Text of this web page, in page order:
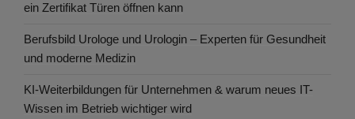
ein Zertifikat Türen öffnen kann
Berufsbild Urologe und Urologin – Experten für Gesundheit
und moderne Medizin
KI-Weiterbildungen für Unternehmen & warum neues IT-
Wissen im Betrieb wichtiger wird